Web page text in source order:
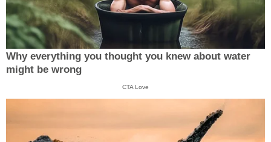
Why everything you thought you knew about water
might be wrong
CTA Love